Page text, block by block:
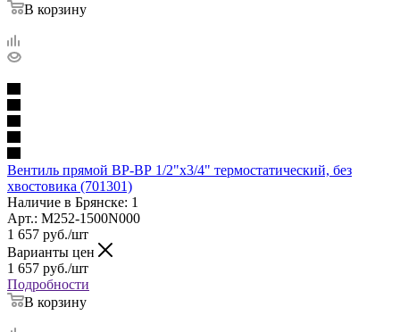
В корзину
Вентиль прямой ВР-ВР 1/2"х3/4" термостатический, без
хвостовика (701301)
Наличие в Брянске: 1
Арт.: M252-1500N000
1 657 руб./шт
Варианты цен
1 657 руб./шт
Подробности
В корзину